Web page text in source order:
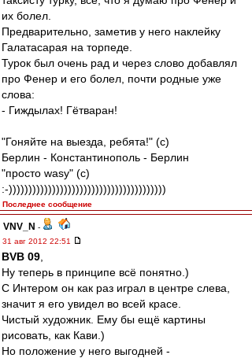
их болел.
Предварительно, заметив у него наклейку
Галатасарая на торпеде.
Турок был очень рад и через слово добавлял
про Фенер и его болел, почти родные уже
слова:
- Гиждылах! Гётваран!
"Гоняйте на выезда, ребята!" (с)
Берлин - Константинополь - Берлин
"просто wasy" (с)
:-))))))))))))))))))))))))))))))))))))))))
Последнее сообщение
VNV_N -
31 авг 2012 22:51
BVB 09
Ну теперь в принципе всё понятно.)
С Интером он как раз играл в центре слева,
значит я его увидел во всей красе.
Чистый художник. Ему бы ещё картины
рисовать, как Кави.)
Но положение у него выгодней -